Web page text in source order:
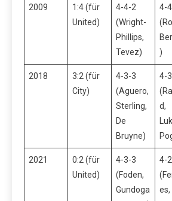
2009
1:4 (für
United)
4-4-2
(Wright-
Phillips,
Tevez)
4-
)
2018
3:2 (für
City)
4-3-3
(Aguero,
Sterling,
De
Bruyne)
4-
d,
2021
0:2 (für
United)
4-3-3
(Foden,
Gundoga
4-
es,